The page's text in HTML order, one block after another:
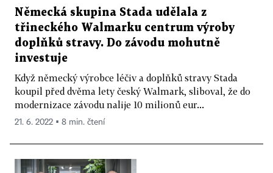
Německá skupina Stada udělala z
třineckého Walmarku centrum výroby
doplňků stravy. Do závodu mohutně
investuje
Když německý výrobce léčiv a doplňků stravy Stada
koupil před dvěma lety český Walmark, sliboval, že do
modernizace závodu nalije 10 milionů eur...
21. 6. 2022 ▪ 8 min. čtení